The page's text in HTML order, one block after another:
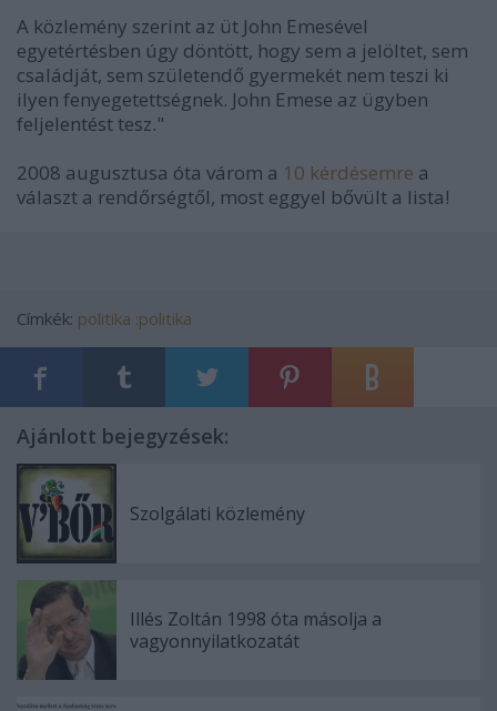
A közlemény szerint az üt John Emesével
egyetértésben úgy döntött, hogy sem a jelöltet, sem
családját, sem születendő gyermekét nem teszi ki
ilyen fenyegetettségnek. John Emese az ügyben
feljelentést tesz."
2008 augusztusa óta várom a 10 kérdésemre a
választ a rendőrségtől, most eggyel bővült a lista!
Címkék: politika :politika
Ajánlott bejegyzések:
Szolgálati közlemény
Illés Zoltán 1998 óta másolja a
vagyonnyilatkozatát